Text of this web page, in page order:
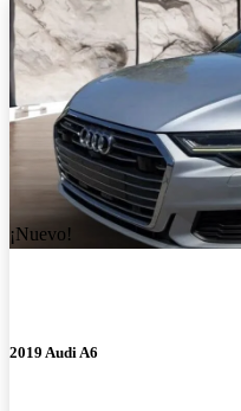
¡Nuevo!
2019 Audi A6